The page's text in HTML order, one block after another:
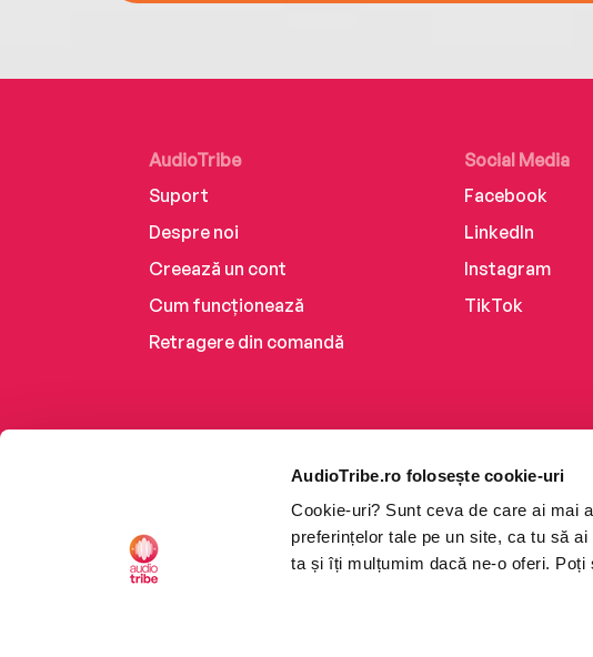
AudioTribe.ro folosește cookie-uri
Cookie-uri? Sunt ceva de care ai mai
preferințelor tale pe un site, ca tu să
ta și îți mulțumim dacă ne-o oferi.
AudioTribe
Suport
Despre noi
Creează un cont
Cum funcționează
Retragere din comandă
Social Media
Facebook
LinkedIn
Instagram
TikTok